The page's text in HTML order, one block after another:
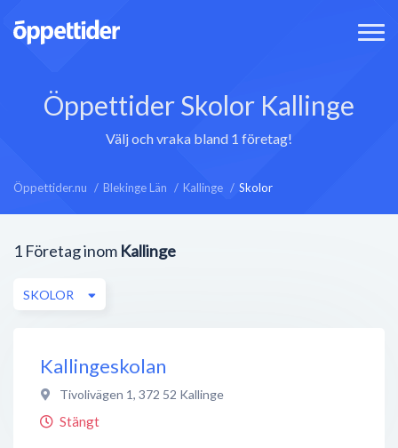
Öppettider Skolor Kallinge
Välj och vraka bland 1 företag!
Öppettider.nu Blekinge Län Kallinge Skolor
1 Företag inom Kallinge
SKOLOR
Kallingeskolan
Tivolivägen 1, 372 52 Kallinge
Stängt